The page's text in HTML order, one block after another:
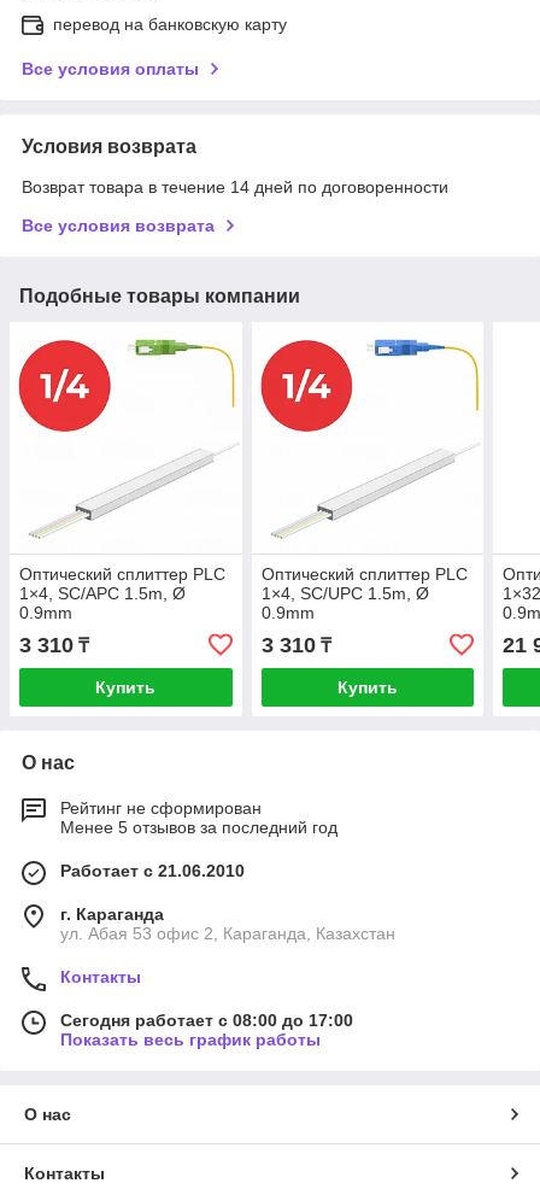
перевод на банковскую карту
Все условия оплаты
Условия возврата
Возврат товара в течение 14 дней по договоренности
Все условия возврата
Подобные товары компании
Оптический cплиттер PLC
1×4, SC/APC 1.5m, Ø
0.9mm
3 310 ₸
Купить
Оптический cплиттер PLC
1×4, SC/UPC 1.5m, Ø
0.9mm
3 310₸
Купить
21
О нас
Рейтинг не сформирован
Менее 5 отзывов за последний год
Работает с 21.06.2010
г. Караганда
ул. Абая 53 офис 2, Караганда, Казахстан
Контакты
Сегодня работает с 08:00 до 17:00
Показать весь график работы
О нас
Контакты